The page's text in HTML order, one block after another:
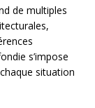
de multiples
s’impose
situation